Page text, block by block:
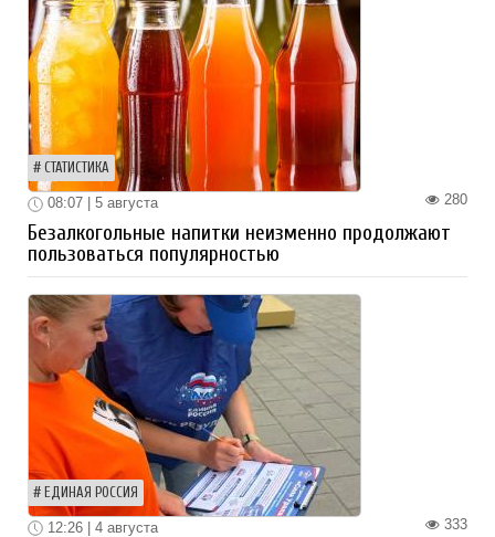
СТАТИСТИКА
280
08:07 | 5 августа
Безалкогольные напитки неизменно продолжают
пользоваться популярностью
ЕДИНАЯ РОССИЯ
333
12:26 | 4 августа